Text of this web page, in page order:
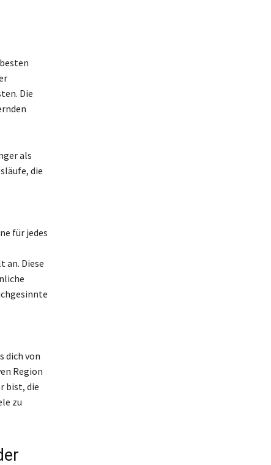
Die
als
die
für jedes
an. Diese
dich von
Region
bist, die
zu